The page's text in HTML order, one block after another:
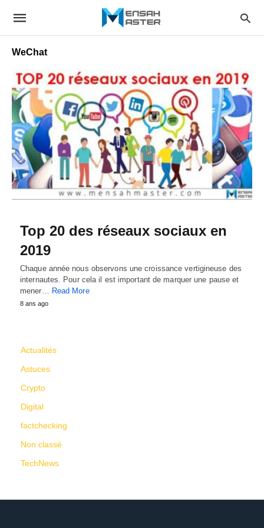
WeChat
Top 20 des réseaux sociaux en
2019
Chaque année nous observons une croissance vertigineuse des
internautes. Pour cela il est important de marquer une pause et
mener… Read More
8 ans ago
Actualités
Astuces
Crypto
Digital
factchecking
Non classé
TechNews